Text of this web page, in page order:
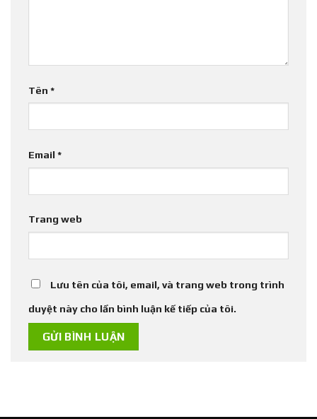
Tên *
Email *
Trang web
Lưu tên của tôi, email, và trang web trong trình
duyệt này cho lần bình luận kế tiếp của tôi.